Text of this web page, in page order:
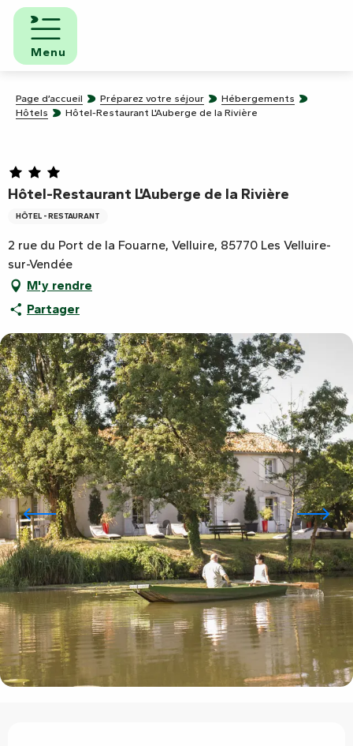
Aller
contenu
principal
Menu
Page d’accueil Préparez votre séjour
Hébergements
Hôtels
Hôtel-Restaurant L'Auberge de la Rivière
Hôtel-Restaurant L'Auberge de la Rivière
HÔTEL - RESTAURANT
2 rue du Port de la Fouarne, Velluire, 85770 Les Velluire-
sur-Vendée
M'y rendre
Partager